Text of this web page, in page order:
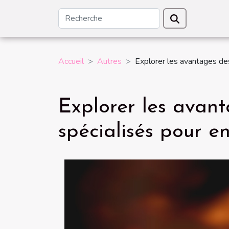
Accueil Autres Explorer les avantages
Explorer les
spécialisés pour